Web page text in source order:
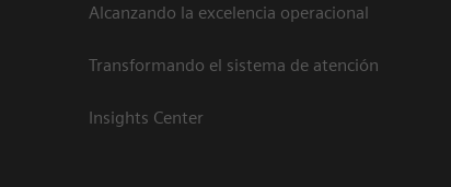
Alcanzando la excelencia operacional
Transformando el sistema de atención
Insights Center